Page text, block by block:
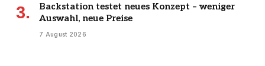
Backstation testet neues Konzept – weniger
Auswahl, neue Preise
7 August 2026